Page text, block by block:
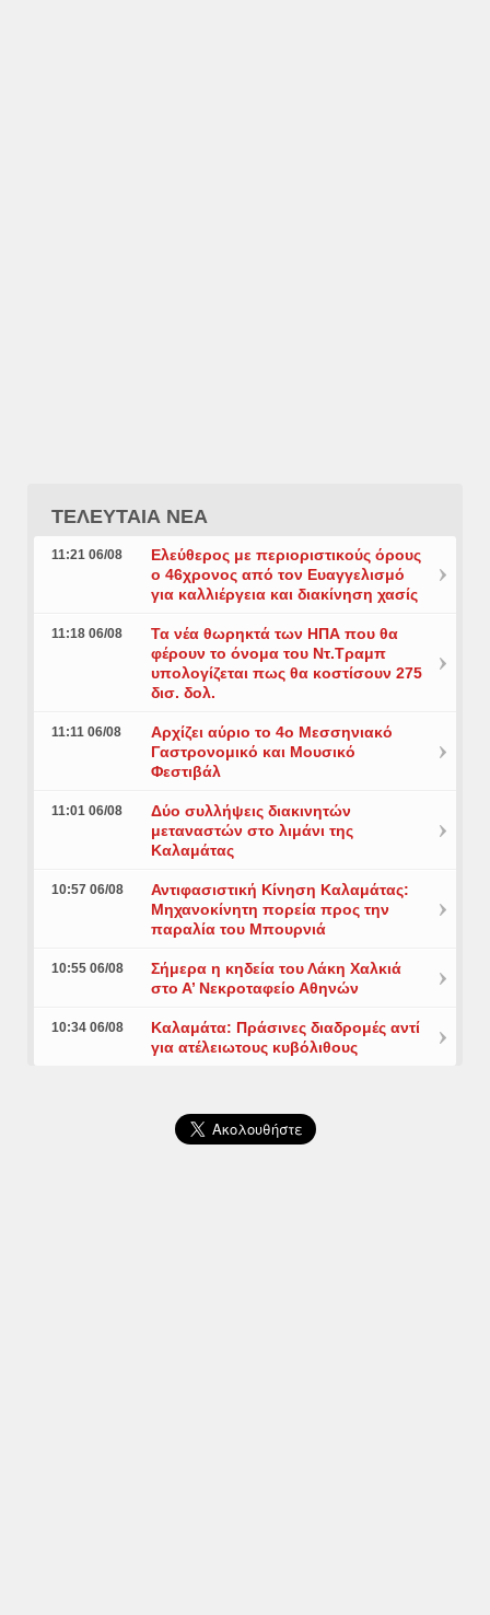
ΤΕΛΕΥΤΑΙΑ ΝΕΑ
11:21 06/08
Ελεύθερος με περιοριστικούς όρους
ο 46χρονος από τον Ευαγγελισμό
για καλλιέργεια και διακίνηση χασίς
11:18 06/08
Τα νέα θωρηκτά των ΗΠΑ που θα
φέρουν το όνομα του Ντ.Τραμπ
υπολογίζεται πως θα κοστίσουν 275
δισ. δολ.
11:11 06/08
Αρχίζει αύριο το 4ο Μεσσηνιακό
Γαστρονομικό και Μουσικό
Φεστιβάλ
11:01 06/08
Δύο συλλήψεις διακινητών
μεταναστών στο λιμάνι της
Καλαμάτας
10:57 06/08
Αντιφασιστική Κίνηση Καλαμάτας:
Μηχανοκίνητη πορεία προς την
παραλία του Μπουρνιά
10:55 06/08
Σήμερα η κηδεία του Λάκη Χαλκιά
στο Α’ Νεκροταφείο Αθηνών
10:34 06/08
Καλαμάτα: Πράσινες διαδρομές αντί
για ατέλειωτους κυβόλιθους